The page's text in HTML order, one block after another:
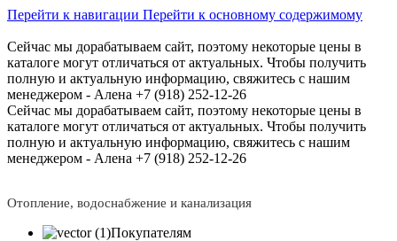
Перейти к навигации Перейти к основному содержимому
Сейчас мы дорабатываем сайт, поэтому некоторые цены в
каталоге могут отличаться от актуальных. Чтобы получить
полную и актуальную информацию, свяжитесь с нашим
менеджером - Алена +7 (918) 252-12-26
Сейчас мы дорабатываем сайт, поэтому некоторые цены в
каталоге могут отличаться от актуальных. Чтобы получить
полную и актуальную информацию, свяжитесь с нашим
менеджером - Алена +7 (918) 252-12-26
Отопление, водоснабжение и канализация
Покупателям